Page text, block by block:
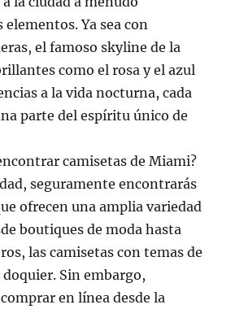
Ya sea con
el famoso skyline de la
como el rosa y el azul
a la vida nocturna, cada
parte del espíritu único de
camisetas de Miami?
seguramente encontrarás
ofrecen una amplia variedad
boutiques de moda hasta
las camisetas con temas de
Sin embargo,
en línea desde la